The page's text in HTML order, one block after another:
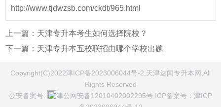
http://www.tjdwzsb.com/ckdt/965.html
上一篇： 天津专升本考生如何选择院校？
下一篇： 天津专升本五校联招由哪个学校出题
Copyright(C)2022津ICP备2023006044号-2,天津达闻专升本网,All
Rights Reserved
公安备案号:
津公网安备12010402002295号 ICP备案号： 津ICP